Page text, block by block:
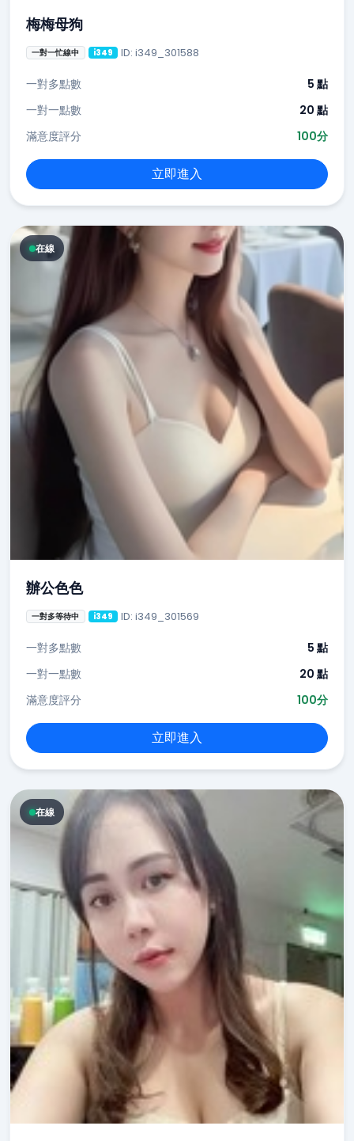
梅梅母狗
一對一忙線中 i349 ID: i349_301588
一對多點數
5 點
一對一點數
20 點
滿意度評分
100分
立即進入
在線
辦公色色
一對多等待中 i349 ID: i349_301569
一對多點數
5 點
一對一點數
20 點
滿意度評分
100分
立即進入
在線